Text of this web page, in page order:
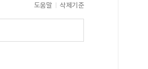
도움말 삭제기준